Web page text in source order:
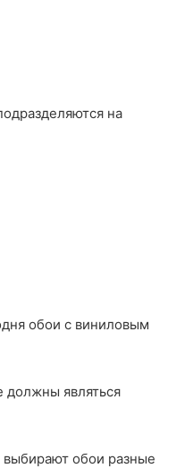
на
обои с виниловым
должны являться
обои разные